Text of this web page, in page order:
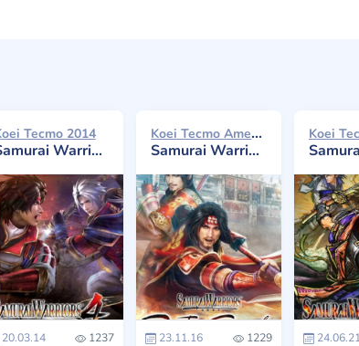
Tecmo 2014
Warriors 4
1237
Koei Tecmo America Corporation 2016
Samurai Warriors: Spirit of Sanada
23.11.16
1229
Samurai